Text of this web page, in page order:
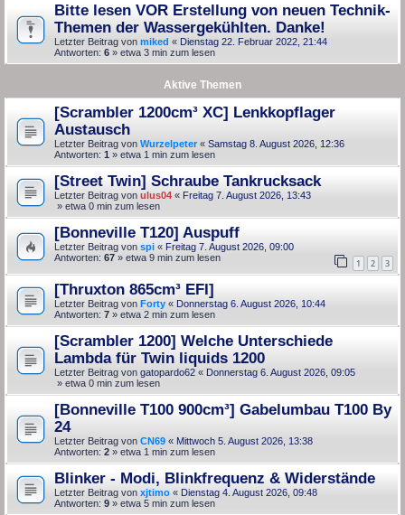
Bitte lesen VOR Erstellung von neuen Technik-
Themen der Wassergekühlten. Danke!
Letzter Beitrag von miked « Dienstag 22. Februar 2022, 21:44
Antworten: 6 » etwa 3 min zum lesen
Aktive Themen
[Scrambler 1200cm³ XC] Lenkkopflager
Austausch
Letzter Beitrag von Wurzelpeter« Samstag 8. August 2026, 12:36
Antworten: 1 » etwa 1 min zum lesen
[Street Twin] Schraube Tankrucksack
Letzter Beitrag von ulus04 « Freitag 7. August 2026, 13:43
» etwa 0 min zum lesen
[Bonneville T120] Auspuff
Letzter Beitrag von spi « Freitag 7. August 2026, 09:00
Antworten: 67 1 2 3
» etwa 9 min zum lesen
[Thruxton 865cm³ EFI]
Letzter Beitrag von Forty « Donnerstag 6. August 2026, 10:44
Antworten: 7 » etwa 2 min zum lesen
[Scrambler 1200] Welche Unterschiede
Lambda für Twin liquids 1200
Letzter Beitrag von gatopardo62 « Donnerstag 6. August 2026, 09:05
» etwa 0 min zum lesen
[Bonneville T100 900cm³] Gabelumbau T100 By
24
Letzter Beitrag von CN69 « Mittwoch 5. August 2026, 13:38
Antworten: 2 » etwa 1 min zum lesen
Blinker - Modi, Blinkfrequenz & Widerstände
Letzter Beitrag von xjtimo « Dienstag 4. August 2026, 09:48
Antworten: 9 » etwa 5 min zum lesen